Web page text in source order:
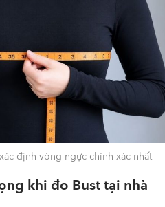
định vòng ngực chính xác nhất
khi đo Bust tại nhà